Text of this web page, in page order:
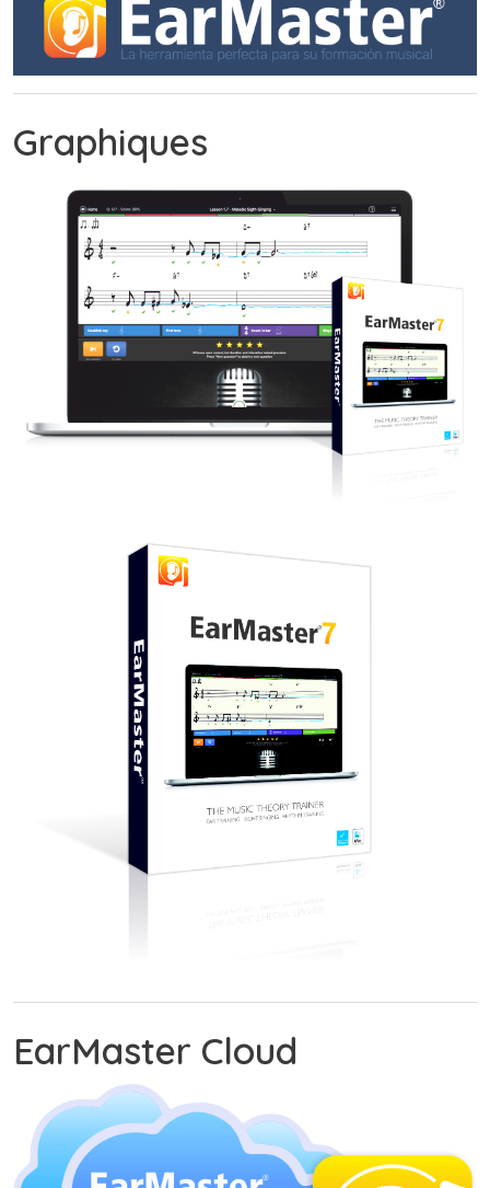
Graphiques
EarMaster Cloud